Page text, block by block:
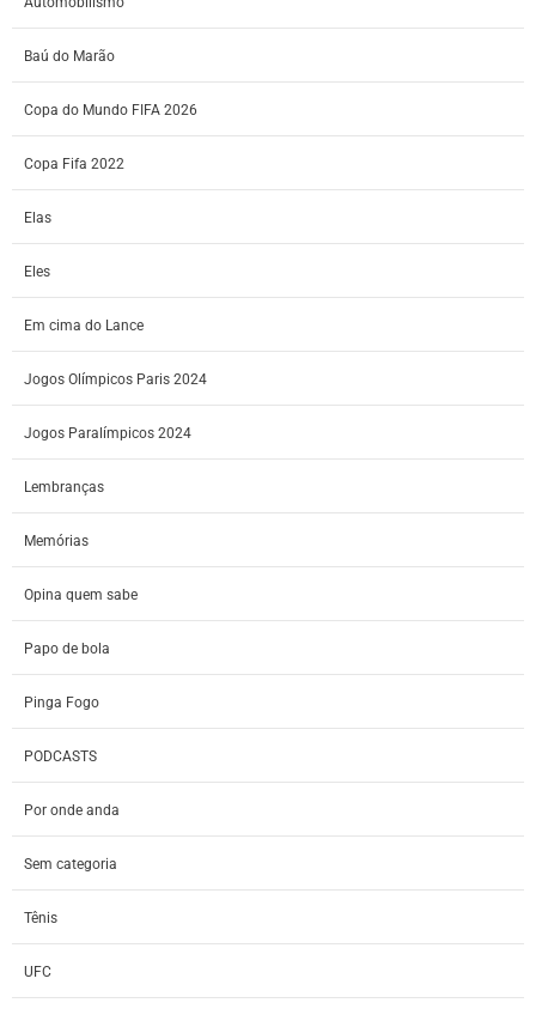
Baú do Marão
Copa do Mundo FIFA 2026
Copa Fifa 2022
Elas
Eles
Em cima do Lance
Jogos Olímpicos Paris 2024
Jogos Paralímpicos 2024
Lembranças
Memórias
Opina quem sabe
Papo de bola
Pinga Fogo
PODCASTS
Por onde anda
Sem categoria
Tênis
UFC